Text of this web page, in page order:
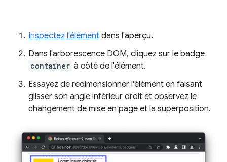
Inspectez l'élément dans l'aperçu.
Dans l'arborescence DOM, cliquez sur le badge
container à côté de l'élément.
Essayez de redimensionner l'élément en faisant
glisser son angle inférieur droit et observez le
changement de mise en page et la superposition.